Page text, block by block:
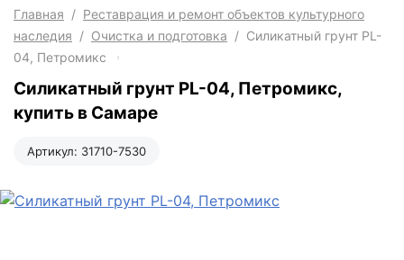
Главная / Реставрация и ремонт объектов культурного
наследия / Очистка и подготовка / Силикатный грунт PL-
04, Петромикс
Силикатный грунт PL-04, Петромикс,
купить в Самаре
Артикул: 31710-7530